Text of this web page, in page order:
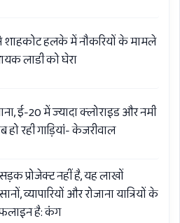
शाहकोट हलके में नौकरियों के मामले
लाडी को घेरा
ई-20 में ज्यादा क्लोराइड और नमी
रही गाड़ियां- केजरीवाल
प्रोजेक्ट नहीं है, यह लाखों
व्यापारियों और रोजाना यात्रियों के
है: कंग